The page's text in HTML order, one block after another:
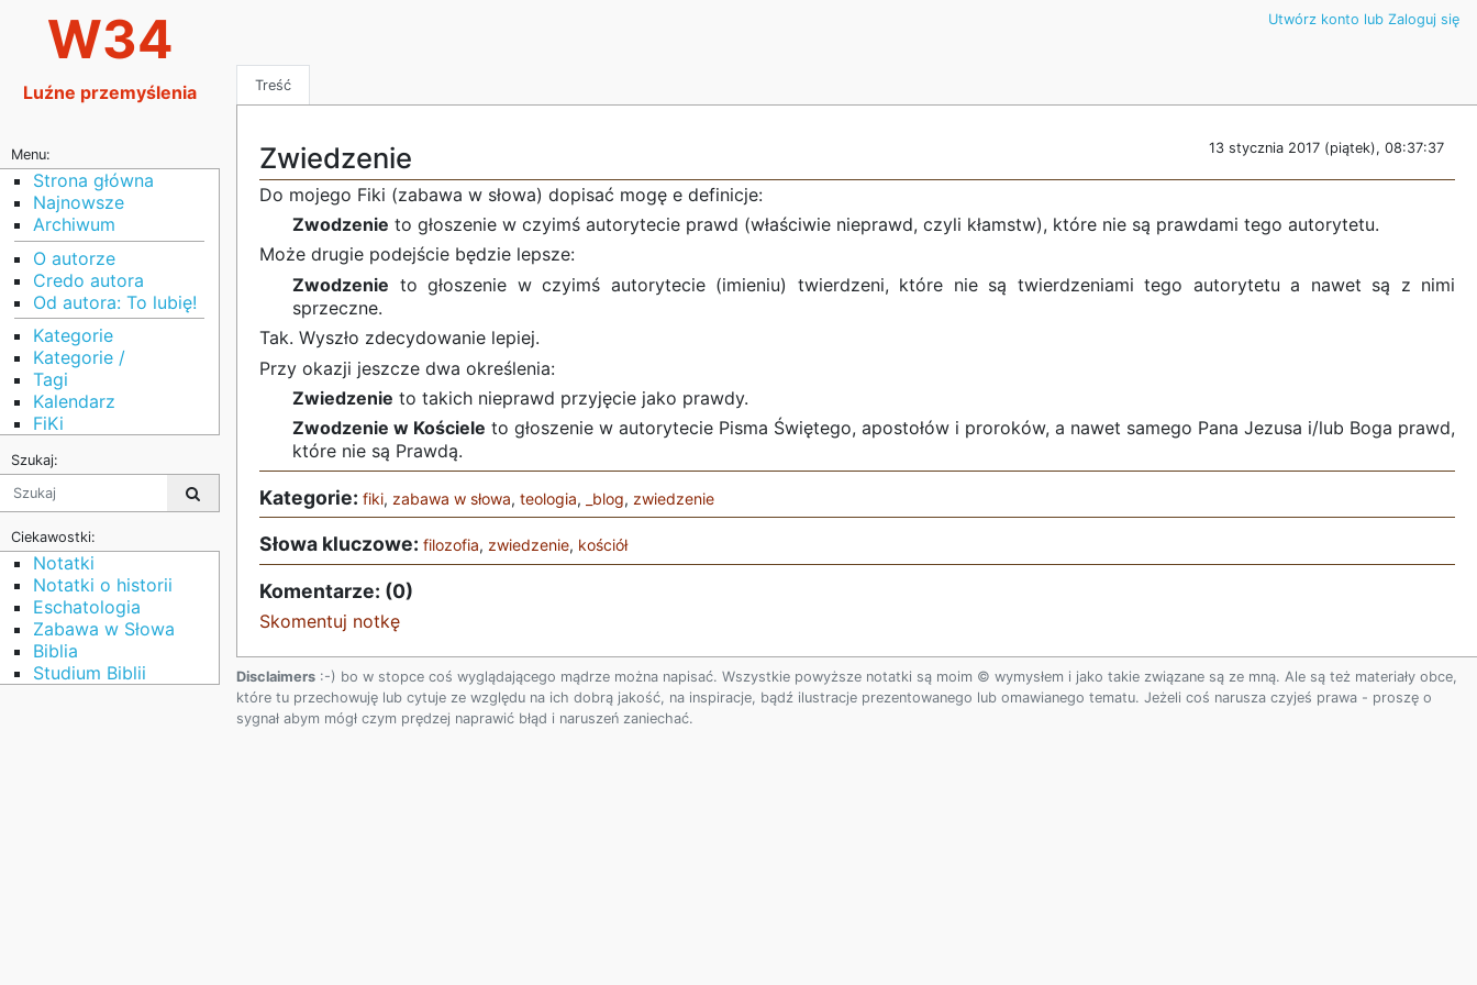
W34
Luźne przemyślenia
Menu:
Strona główna
Najnowsze
Archiwum
O autorze
Credo autora
Od autora: To lubię!
Kategorie
Kategorie /
Tagi
Kalendarz
FiKi
Szukaj:
Ciekawostki:
Notatki
Notatki o historii
Eschatologia
Zabawa w Słowa
Biblia
Studium Biblii
Utwórz konto lub Zaloguj się
Treść
13 stycznia 2017 (piątek), 08:37:37
Zwiedzenie
Do mojego Fiki (zabawa w słowa) dopisać mogę e definicje:
Zwodzenie to głoszenie w czyimś autorytecie prawd (właściwie nieprawd, czyli kłamstw), które nie są prawdami tego autorytetu.
Może drugie podejście będzie lepsze:
Zwodzenie to głoszenie w czyimś autorytecie (imieniu) twierdzeni, które nie są twierdzeniami tego autorytetu a nawet są z nimi
sprzeczne.
Tak. Wyszło zdecydowanie lepiej.
Przy okazji jeszcze dwa określenia:
Zwiedzenie to takich nieprawd przyjęcie jako prawdy.
Zwodzenie w Kościele to głoszenie w autorytecie Pisma Świętego, apostołów i proroków, a nawet samego Pana Jezusa i/lub Boga prawd,
które nie są Prawdą.
Kategorie: fiki, zabawa w słowa, teologia, _blog, zwiedzenie
Słowa kluczowe: filozofia, zwiedzenie, kościół
Komentarze: (0)
Skomentuj notkę
Disclaimers :-) bo w stopce coś wyglądającego mądrze można napisać. Wszystkie powyższe notatki są moim © wymysłem i jako takie związane są ze mną. Ale są też materiały obce,
które tu przechowuję lub cytuje ze względu na ich dobrą jakość, na inspiracje, bądź ilustracje prezentowanego lub omawianego tematu. Jeżeli coś narusza czyjeś prawa - proszę o
sygnał abym mógł czym prędzej naprawić błąd i naruszeń zaniechać.